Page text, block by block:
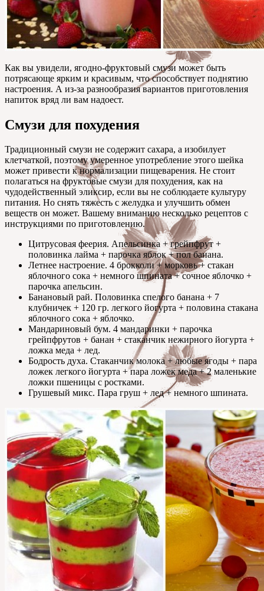
Как вы увидели, ягодно-фруктовый смузи может быть
потрясающе ярким и красивым, что способствует поднятию
настроения. А из-за разнообразия вариантов приготовления
напиток вряд ли вам надоест.
Смузи для похудения
Традиционный смузи не содержит сахара, а изобилует
клетчаткой, поэтому умеренное употребление этого шейка
может привести к нормализации пищеварения. Не стоит
полагаться на фруктовые смузи для похудения, как на
чудодейственный эликсир, если вы не соблюдаете культуру
питания. Но снять тяжесть с желудка и улучшить обмен
веществ он может. Вашему вниманию несколько рецептов с
инструкциями по приготовлению.
Цитрусовая феерия. Апельсинка + грейпфрут +
половинка лайма + парочка яблок + пол банана.
Летнее настроение. 4 брокколи + морковь + стакан
яблочного сока + немного шпината + сочное яблочко +
парочка апельсин.
Банановый рай. Половинка спелого банана + 7
клубничек + 120 гр. легкого йогурта + половина стакана
яблочного сока + яблочко.
Мандариновый бум. 4 мандаринки + парочка
грейпфрутов + банан + стаканчик нежирного йогурта +
ложка меда + лед.
Бодрость духа. Стаканчик молока + любые ягоды + пара
ложек легкого йогурта + пара ложек меда + 2 маленькие
ложки пшеницы с ростками.
Грушевый микс. Пара груш + лед + немного шпината.